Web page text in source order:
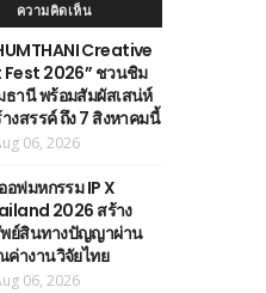
ความคิดเห็น
Creative
2026” ชวนชิม
ธานี พร้อมสัมผัสเสน่ห์
งสรรค์ ถึง 7 สิงหาคมนี้
06, 2026
อฟมหกรรม IP X
2026 สร้าง
พย์สินทางปัญญาผ่าน
ค่างานวิจัยไทย
06, 2026